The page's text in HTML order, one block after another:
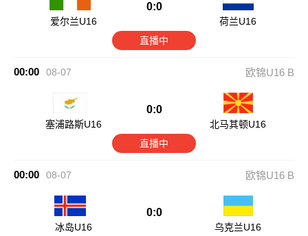
爱尔兰U16
0:0
荷兰U16
直播中
00:00 08-07 欧锦U16 B
塞浦路斯U16
0:0
北马其顿U16
直播中
00:00 08-07 欧锦U16 B
冰岛U16
0:0
乌克兰U16